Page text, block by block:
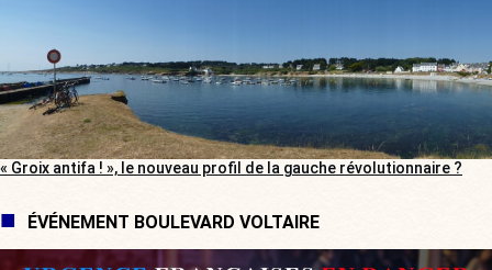
« Groix antifa ! », le nouveau profil de la gauche révolutionnaire ?
ÉVÉNEMENT BOULEVARD VOLTAIRE